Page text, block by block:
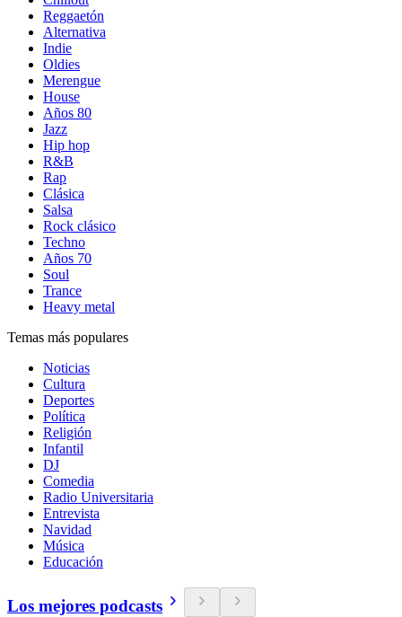
Reggaetón
Alternativa
Indie
Oldies
Merengue
House
Años 80
Jazz
Hip hop
R&B
Rap
Clásica
Salsa
Rock clásico
Techno
Años 70
Soul
Trance
Heavy metal
Temas más populares
Noticias
Cultura
Deportes
Política
Religión
Infantil
DJ
Comedia
Radio Universitaria
Entrevista
Navidad
Música
Educación
Los mejores podcasts